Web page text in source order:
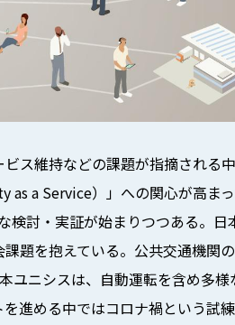
ス維持などの課題が指摘される
a Service）」への関心が高ま
検討・実証が始まりつつある。
題を抱えている。公共交通機関
ユニシスは、自動運転を含め多
進める中ではコロナ禍という試